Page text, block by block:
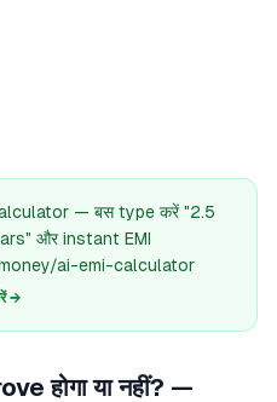
— बस type करें "2.5
और instant EMI
ai-emi-calculator
→
होगा या नहीं? —